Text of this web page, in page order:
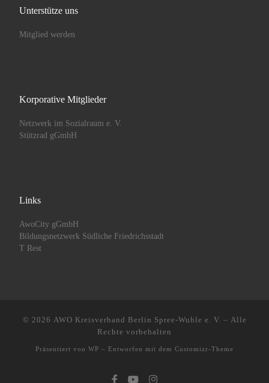
Unterstütze uns
Mitglied werden
Korporative Mitglieder
Netzwerk im Sozialraum e. V.
Stützrad gGmbH
Links
AwoCity gGmbH
Bildungsnetzwerk Südliche Friedrichsstadt
T Rest
© 2026 AWO Kreisverband Berlin Spree-Wuhle e. V. – Alle
Rechte vorbehalten
Präsentiert von WP – Entworfen mit dem Customizr-Theme